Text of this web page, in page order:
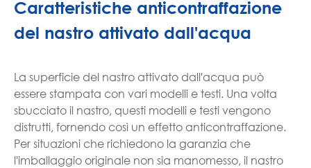
Caratteristiche anticontraffazione
del nastro attivato dall'acqua
La superficie del nastro attivato dall'acqua può
essere stampata con vari modelli e testi. Una volta
sbucciato il nastro, questi modelli e testi vengono
distrutti, fornendo così un effetto anticontraffazione.
Per situazioni che richiedono la garanzia che
l'imballaggio originale non sia manomesso, il nastro